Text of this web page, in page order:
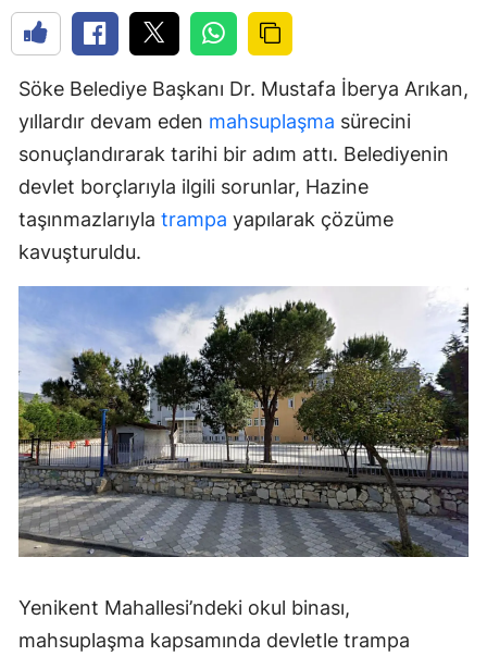
Söke Belediye Başkanı Dr. Mustafa İberya Arıkan,
yıllardır devam eden mahsuplaşma sürecini
sonuçlandırarak tarihi bir adım attı. Belediyenin
devlet borçlarıyla ilgili sorunlar, Hazine
taşınmazlarıyla trampa yapılarak çözüme
kavuşturuldu.
Yenikent Mahallesi’ndeki okul binası,
mahsuplaşma kapsamında devletle trampa